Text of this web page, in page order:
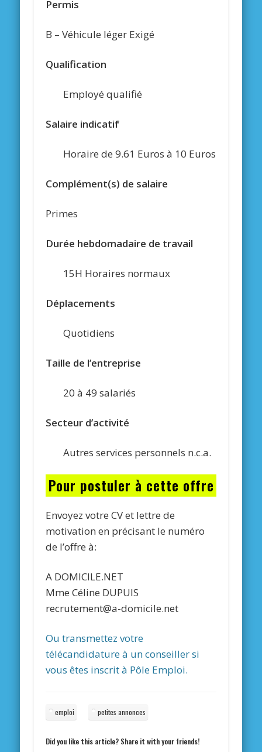
Permis
B – Véhicule léger Exigé
Qualification
Employé qualifié
Salaire indicatif
Horaire de 9.61 Euros à 10 Euros
Complément(s) de salaire
Primes
Durée hebdomadaire de travail
15H Horaires normaux
Déplacements
Quotidiens
Taille de l’entreprise
20 à 49 salariés
Secteur d’activité
Autres services personnels n.c.a.
Pour postuler à cette offre
Envoyez votre CV et lettre de
motivation en précisant le numéro
de l’offre à:
A DOMICILE.NET
Mme Céline DUPUIS
recrutement@a-domicile.net
Ou transmettez votre
télécandidature à un conseiller si
vous êtes inscrit à Pôle Emploi.
emploi petites annonces
Did you like this article? Share it with your friends!